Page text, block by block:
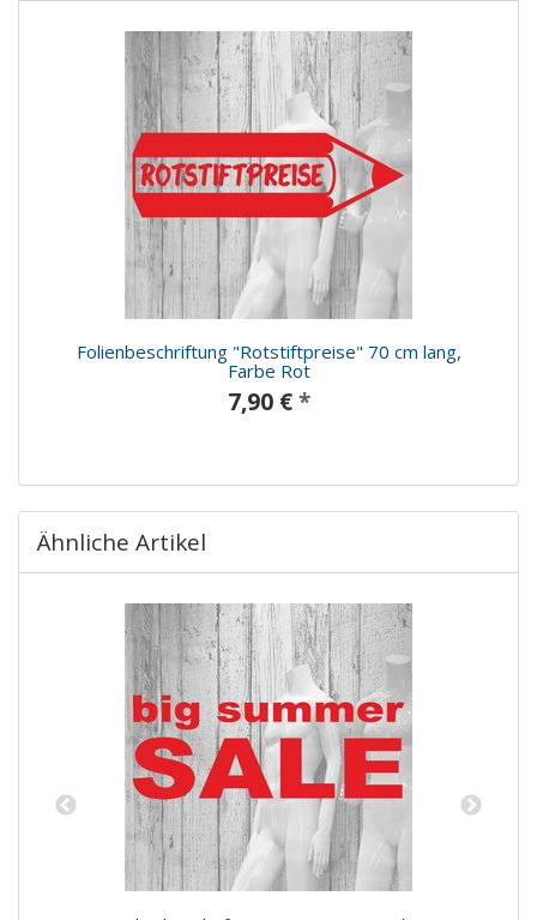
Folienbeschriftung "Rotstiftpreise" 70 cm lang,
Farbe Rot
7,90 € *
Ähnliche Artikel